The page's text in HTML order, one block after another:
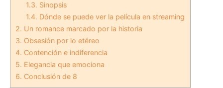
1.3. Sinopsis
1.4. Dónde se puede ver la película en streaming
2. Un romance marcado por la historia
3. Obsesión por lo etéreo
4. Contención e indiferencia
5. Elegancia que emociona
6. Conclusión de 8